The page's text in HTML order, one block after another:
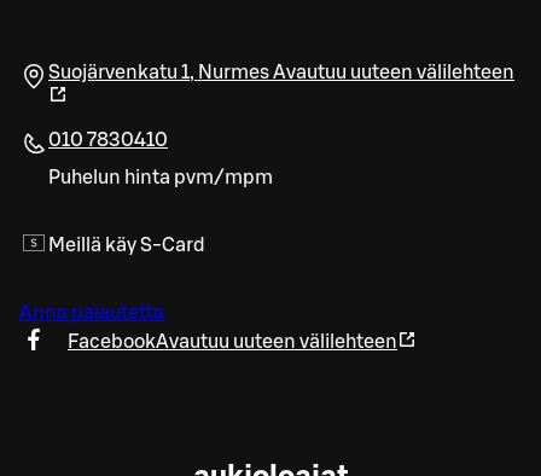
Suojärvenkatu 1, NurmesAvautuu uuteen välilehteen
010 7830410
Puhelun hinta pvm/mpm
Meillä käy S-Card
Anna palautetta
FacebookAvautuu uuteen välilehteen